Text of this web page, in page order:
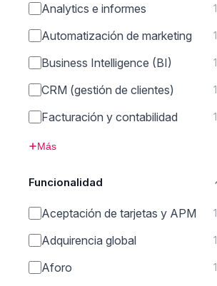
Analytics e informes 1
Automatización de marketing 1
Business Intelligence (BI) 1
CRM (gestión de clientes) 1
Facturación y contabilidad 1
Más
Funcionalidad
Aceptación de tarjetas y APM 1
Adquirencia global 1
Aforo 1